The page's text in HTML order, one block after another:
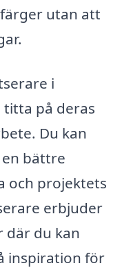
utan att
i
på deras
Du kan
bättre
och projektets
erbjuder
där du kan
inspiration för